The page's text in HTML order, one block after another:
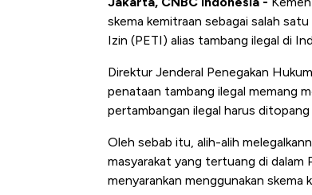
skema kemitraan sebagai salah
Izin (PETI) alias tambang ilegal di
Direktur Jenderal Penegakan
penataan tambang ilegal memang
pertambangan ilegal harus
Oleh sebab itu, alih-alih
masyarakat yang tertuang di dalam
menyarankan menggunakan skema